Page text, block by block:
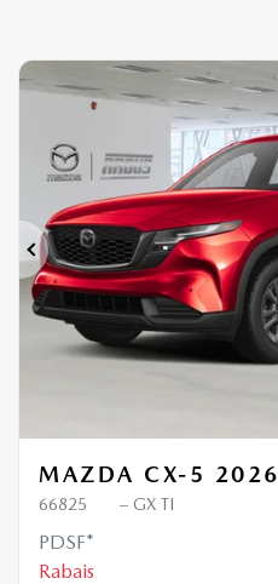
Précédent
MAZDA CX-5 2026
66825 – GX TI
PDSF*
Rabais